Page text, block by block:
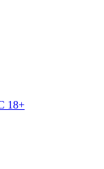
18+